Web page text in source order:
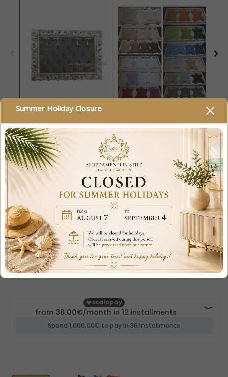
Summer Holiday Closure
WALL COAT RACK BAROQUE COAT STAND
SILVER BLACK FAUX LEATHER SWAROVSKI
1135
€449.00 €404.10
VAT included